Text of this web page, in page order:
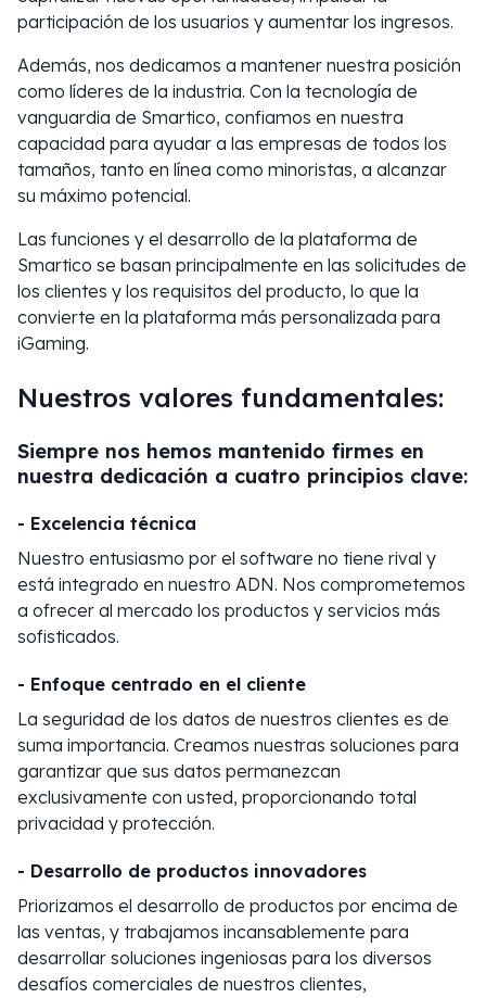
participación de los usuarios y aumentar los ingresos.
Además, nos dedicamos a mantener nuestra posición
como líderes de la industria. Con la tecnología de
vanguardia de Smartico, confiamos en nuestra
capacidad para ayudar a las empresas de todos los
tamaños, tanto en línea como minoristas, a alcanzar
su máximo potencial.
Las funciones y el desarrollo de la plataforma de
Smartico se basan principalmente en las solicitudes de
los clientes y los requisitos del producto, lo que la
convierte en la plataforma más personalizada para
iGaming.
Nuestros valores fundamentales:
Siempre nos hemos mantenido firmes en
nuestra dedicación a cuatro principios clave:
- Excelencia técnica
Nuestro entusiasmo por el software no tiene rival y
está integrado en nuestro ADN. Nos comprometemos
a ofrecer al mercado los productos y servicios más
sofisticados.
- Enfoque centrado en el cliente
La seguridad de los datos de nuestros clientes es de
suma importancia. Creamos nuestras soluciones para
garantizar que sus datos permanezcan
exclusivamente con usted, proporcionando total
privacidad y protección.
- Desarrollo de productos innovadores
Priorizamos el desarrollo de productos por encima de
las ventas, y trabajamos incansablemente para
desarrollar soluciones ingeniosas para los diversos
desafíos comerciales de nuestros clientes,